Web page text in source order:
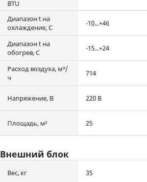
BTU
Диапазон t на
охлаждение, С
-10...+46
Диапазон t на
обогрев, С
-15...+24
Расход воздуха, м³/
ч
714
Напряжение, В 220 В
Площадь, м² 25
Внешний блок
Вес, кг 35